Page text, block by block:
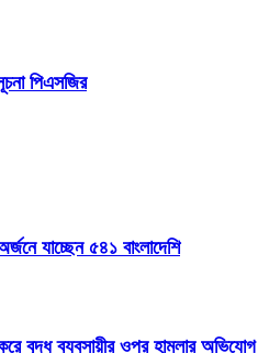
পিএসজির
যাচ্ছেন ৫৪১ বাংলাদেশি
বৃদ্ধ ব্যবসায়ীর ওপর হামলার অভিযোগ